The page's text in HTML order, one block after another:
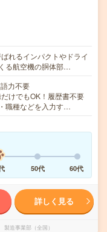
れるインパクトやドライ
る航空機の胴体部…
力不要
けでもOK！履歴書不要
職種などを入力す…
50代 60代
詳しく見る
造事業部（全国）